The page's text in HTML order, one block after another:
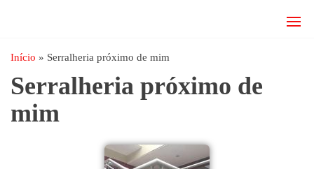
Estruturas
e
Serralheria
coberturas
mezanino
telhado
Início » Serralheria próximo de mim
Serralheria próximo de
mim